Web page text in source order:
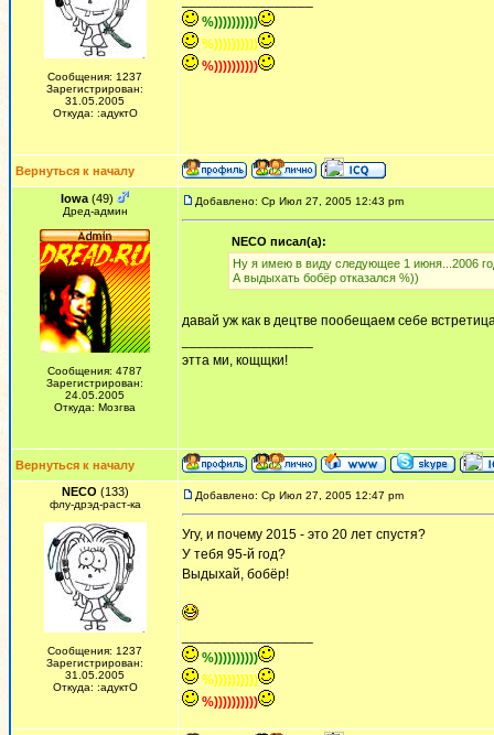
Сообщения: 1237
Зарегистрирован:
31.05.2005
Откуда: :адуктО
%))))))))))
%))))))))))
%))))))))))
Вернуться к началу
Iowa (49)
Дред-админ
Сообщения: 4787
Зарегистрирован:
24.05.2005
Откуда: Мозгва
Добавлено: Ср Июл 27, 2005 12:43 pm
NECO писал(а):
Ну я имею в виду следующее 1 июня...2006
А выдыхать бобёр отказался %))
давай уж как в децтве пообещаем себе
этта ми, кощщки!
Вернуться к началу
NECO (133)
флу-дрэд-раст-ка
Сообщения: 1237
Зарегистрирован:
31.05.2005
Откуда: :адуктО
Добавлено: Ср Июл 27, 2005 12:47 pm
Угу, и почему 2015 - это 20 лет спустя?
У тебя 95-й год?
Выдыхай, бобёр!
%))))))))))
%))))))))))
%))))))))))